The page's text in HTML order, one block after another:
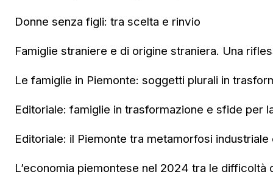
Donne senza figli: tra scelta e rinvio
Famiglie straniere e di origine straniera. Una
Le famiglie in Piemonte: soggetti plurali in
Editoriale: famiglie in trasformazione e sfide per
Editoriale: il Piemonte tra metamorfosi
L’economia piemontese nel 2024 tra le